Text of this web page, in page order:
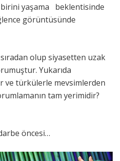
yaşama beklentisinde
görüntüsünde
olup siyasetten uzak
Yukarıda
ve türkülerle mevsimlerden
tam yerimidir?
öncesi…